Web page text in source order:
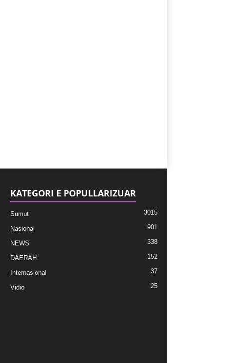
KATEGORI E POPULLARIZUAR
Sumut 3015
Nasional 901
NEWS 338
DAERAH 152
Internasional 37
Vidio 25